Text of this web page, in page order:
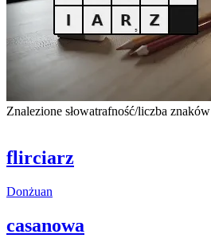
Znalezione słowatrafność/liczba znaków
flirciarz
Donżuan
casanowa